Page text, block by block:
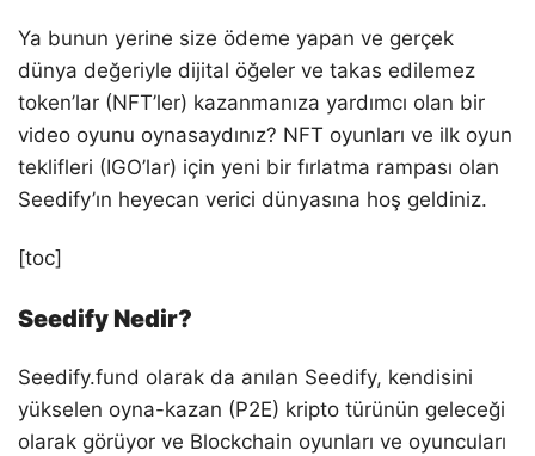
Ya bunun yerine size ödeme yapan ve gerçek
dünya değeriyle dijital öğeler ve takas edilemez
token’lar (NFT’ler) kazanmanıza yardımcı olan bir
video oyunu oynasaydınız? NFT oyunları ve ilk oyun
teklifleri (IGO’lar) için yeni bir fırlatma rampası olan
Seedify’ın heyecan verici dünyasına hoş geldiniz.
[toc]
Seedify Nedir?
Seedify.fund olarak da anılan Seedify, kendisini
yükselen oyna-kazan (P2E) kripto türünün geleceği
olarak görüyor ve Blockchain oyunları ve oyuncuları